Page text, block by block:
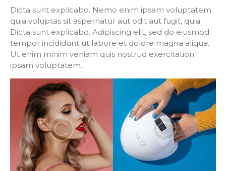
Dicta sunt explicabo. Nemo enim ipsam voluptatem
quia voluptas sit aspernatur aut odit aut fugit, quia.
Dicta sunt explicabo. Adipiscing elit, sed do eiusmod
tempor incididunt ut labore et dolore magna aliqua.
Ut enim minim veniam quis nostrud exercitation
ipsam voluptatem.